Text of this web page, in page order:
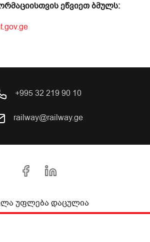
ეწვიეთ ბმულს:
+995 32 219 90 10
railway@railway.ge
უფლება დაცულია